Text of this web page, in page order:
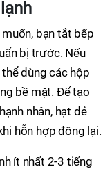
bạn tắt bếp
bị trước. Nếu
dùng các hộp
bề mặt. Để tạo
nhân, hạt dẻ
hỗn hợp đông lại.
ít nhất 2-3 tiếng